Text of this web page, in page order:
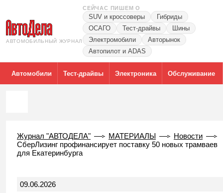
АВТОМОБИЛЬНЫЙ ЖУРНАЛ
СЕЙЧАС ПИШЕМ О
SUV и кроссоверы
Гибриды
ОСАГО
Тест-драйвы
Шины
Электромобили
Авторынок
Автопилот и ADAS
Автомобили Тест-драйвы Электроника Обслуживание
Журнал "АВТОДЕЛА" МАТЕРИАЛЫ
Новости
СберЛизинг профинансирует поставку 50 новых трамваев
для Екатеринбурга
09.06.2026